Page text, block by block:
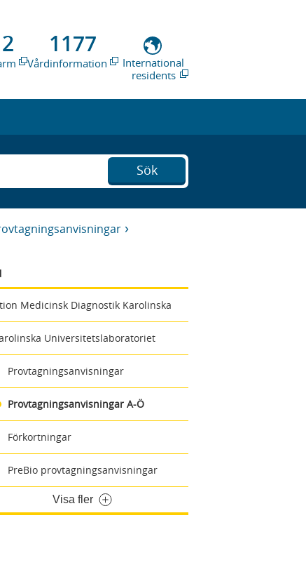
1177
Vårdinformation
International
residents
Sök
Medicinsk Diagnostik Karolinska
Universitetslaboratoriet
Provtagningsanvisningar
Provtagningsanvisningar A-Ö
Förkortningar
PreBio provtagningsanvisningar
Visa fler